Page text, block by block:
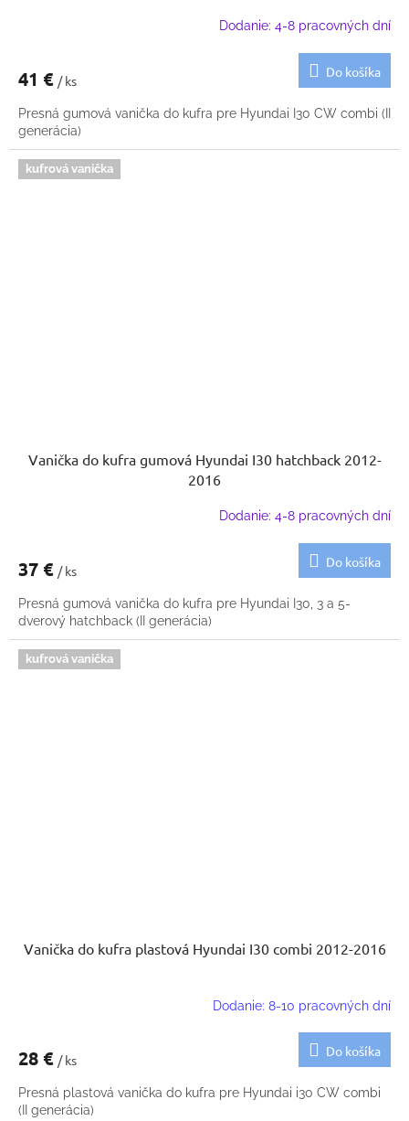
Dodanie: 4-8 pracovných dní
41 € / ks
Do košíka
Presná gumová vanička do kufra pre Hyundai I30 CW combi (II
generácia)
kufrová vanička
Vanička do kufra gumová Hyundai I30 hatchback 2012-
2016
Dodanie: 4-8 pracovných dní
37 € / ks
Do košíka
Presná gumová vanička do kufra pre Hyundai I30, 3 a 5-
dverový hatchback (II generácia)
kufrová vanička
Vanička do kufra plastová Hyundai I30 combi 2012-2016
Dodanie: 8-10 pracovných dní
28 € / ks
Do košíka
Presná plastová vanička do kufra pre Hyundai i30 CW combi
(II generácia)